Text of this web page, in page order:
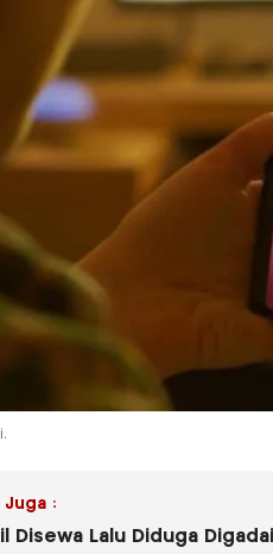
Juga :
Disewa Lalu Diduga